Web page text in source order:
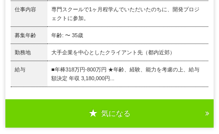
仕事内容
専門スクールで1ヶ月程学んでいただいたのちに、開発プロジ
ェクトに参加。
募集年齢 年齢: 〜 35歳
勤務地 大手企業を中心としたクライアント先（都内近郊）
給与
■年棒318万円-800万円 ★年齢、経験、能力を考慮の上、給与
額決定 年収 3,180,000円...
気になる